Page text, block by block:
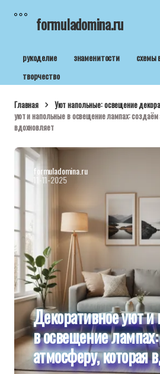
formuladomina.ru
рукоделие знаменитости схемы
творчество
Главная Уют напольные: освещение
уют и напольные в освещение лампах:
вдохновляет
formuladomina.ru
11-11-2025
Декоративное уют
в освещение
атмосферу, которая